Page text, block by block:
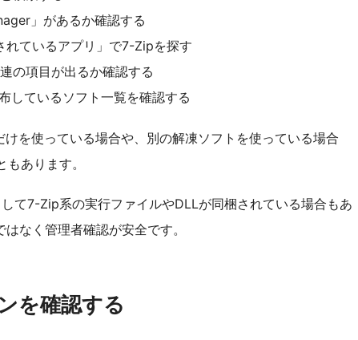
」があるか確認する
れているアプリ」で7-Zipを探す
の項目が出るか確認する
しているソフト一覧を確認する
を使っている場合や、別の解凍ソフトを使っている場合
あります。
て7-Zip系の実行ファイルやDLLが同梱されている場合もあ
なく管理者確認が安全です。
を確認する